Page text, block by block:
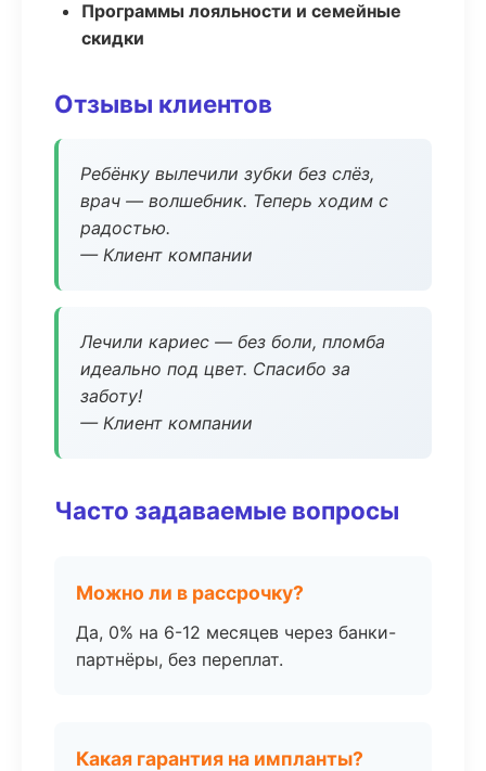
Программы лояльности и семейные
скидки
Отзывы клиентов
Ребёнку вылечили зубки без слёз,
врач — волшебник. Теперь ходим с
радостью.
— Клиент компании
Лечили кариес — без боли, пломба
идеально под цвет. Спасибо за
заботу!
— Клиент компании
Часто задаваемые вопросы
Можно ли в рассрочку?
Да, 0% на 6-12 месяцев через банки-
партнёры, без переплат.
Какая гарантия на импланты?